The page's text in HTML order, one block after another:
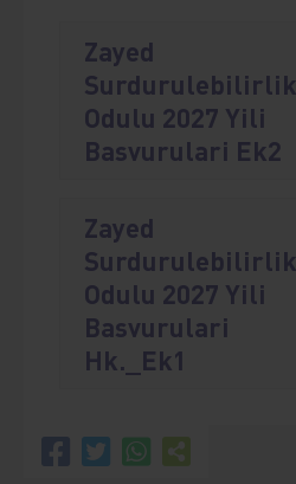
Zayed
Surdurulebilirlik
Odulu 2027 Yili
Basvurulari Ek2
Zayed
Surdurulebilirlik
Odulu 2027 Yili
Basvurulari
Hk._Ek1